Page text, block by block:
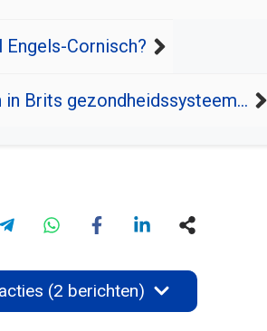
Cornisch?
in Brits gezondheidssysteem…
(2 berichten)